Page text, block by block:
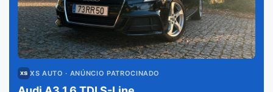
XS AUTO · ANÚNCIO PATROCINADO